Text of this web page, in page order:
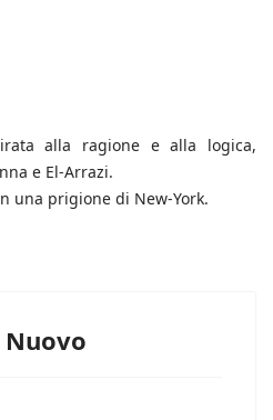
alla ragione e alla logica,
e El-Arrazi.
una prigione di New-York.